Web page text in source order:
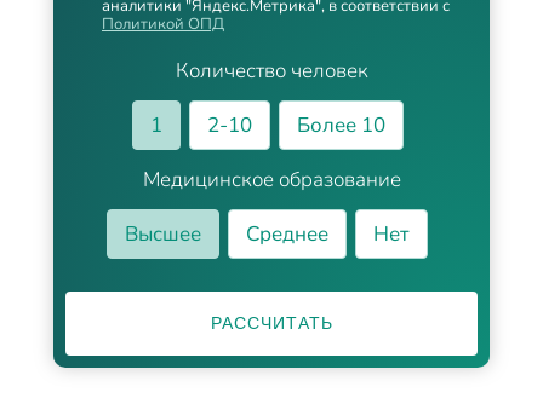
Количество человек
1
2-10
Более 10
Медицинское образование
Высшее
Среднее Нет
аналитики "Яндекс.Метрика", в соответствии с
Политикой ОПД
РАССЧИТАТЬ